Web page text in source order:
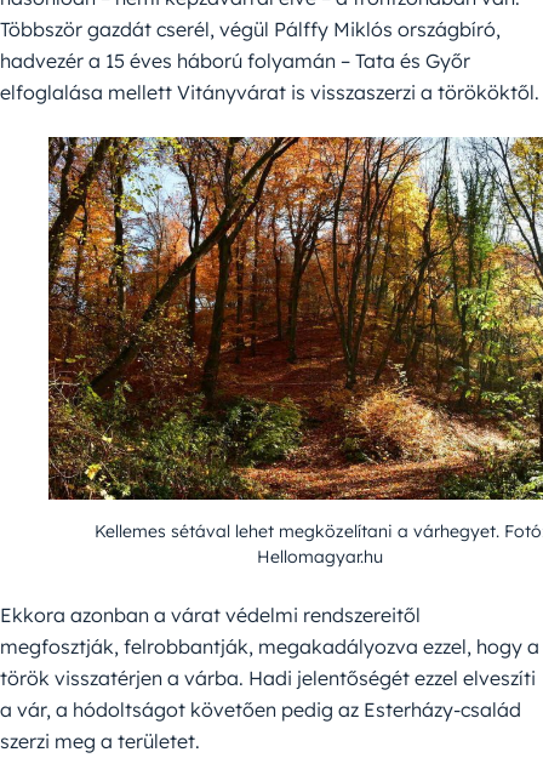
Többször gazdát cserél, végül Pálffy Miklós országbíró,
hadvezér a 15 éves háború folyamán – Tata és Győr
elfoglalása mellett Vitányvárat is visszaszerzi a törököktől.
Kellemes sétával lehet megközelítani a várhegyet.
Hellomagyar.hu
Ekkora azonban a várat védelmi rendszereitől
megfosztják, felrobbantják, megakadályozva ezzel, hogy a
török visszatérjen a várba. Hadi jelentőségét ezzel elveszíti
a vár, a hódoltságot követően pedig az Esterházy-család
szerzi meg a területet.